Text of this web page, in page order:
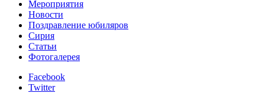
Мероприятия
Новости
Поздравление юбиляров
Сирия
Статьи
Фотогалерея
Facebook
Twitter